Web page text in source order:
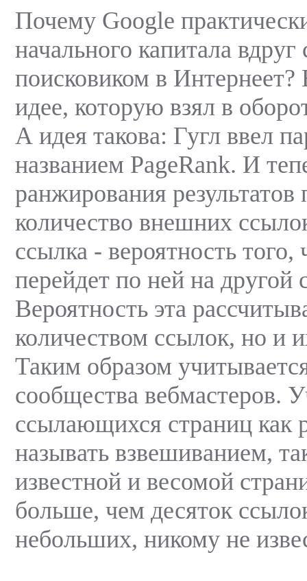
Почему Google
начального капитала
поисковиком в Интернеет?
идее, которую взял в
А идея такова: Гугл ввел
названием PageRank. И
ранжирования результатов
количество внешних
ссылка - вероятность того,
перейдет по ней на другой
Вероятность эта
количеством ссылок, но и
Таким образом
сообщества вебмастеров.
ссылающихся страниц как
называть взвешиванием,
известной и весомой
больше, чем десяток
небольших, никому не